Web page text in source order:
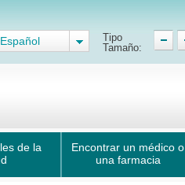
Español
Tipo
Tamaño:
de la
Encontrar un médico o
una farmacia